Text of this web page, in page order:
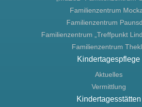
Familienzentrum
Familienzentrum
Familienzentrum „Treffpunkt
Familienzentrum
Kindertagespflege
Aktuelles
Vermittlung
Kindertagesstätten